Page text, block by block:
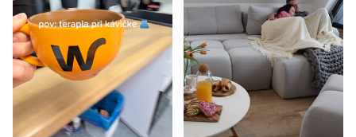
Kolekcia QUERTY
Kolekcia SENSO
Kolekcia PINELLI
Kolekcia LANTE
Kolekcia LEVEL
Kolekcia MOSSA